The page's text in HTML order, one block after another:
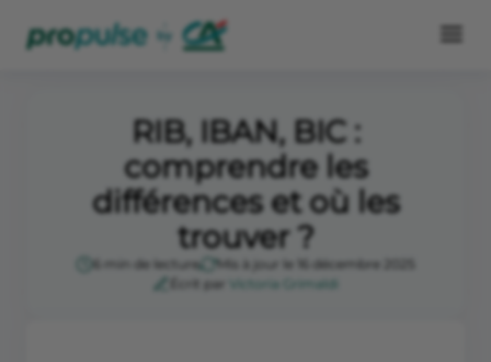
RIB, IBAN, BIC :
comprendre les
différences et où les
trouver ?
6 min de lecture
Mis à jour le 16 décembre 2025
Écrit par
Victoria Grimaldi